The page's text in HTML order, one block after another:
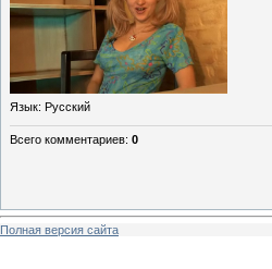
Язык: Русский
Всего комментариев: 0
Полная версия сайта